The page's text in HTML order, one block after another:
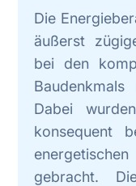
Die
äußerst
bei den
Dabei
konsequent
gebracht.